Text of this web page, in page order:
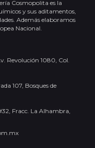
Cosmopolita es la
y sus aditamentos,
Además elaboramos
Nacional.
Revolución 1080, Col.
107, Bosques de
Fracc. La Alhambra,